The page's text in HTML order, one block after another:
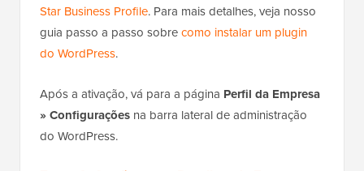
Star Business Profile. Para mais detalhes, veja nosso
guia passo a passo sobrecomo instalar um plugin
do WordPress.
Após a ativação, vá para a página Perfil da Empresa
» Configurações na barra lateral de administração
do WordPress.